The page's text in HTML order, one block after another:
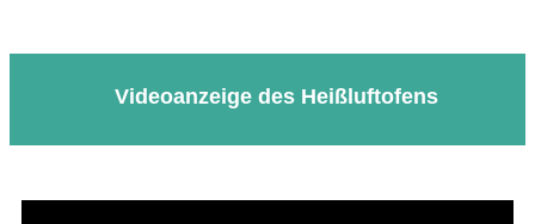
Videoanzeige des Heißluftofens